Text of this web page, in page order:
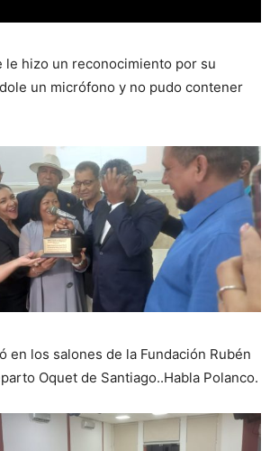
le hizo un reconocimiento por su
un micrófono y no pudo contener
en los salones de la Fundación Rubén
Oquet de Santiago..Habla Polanco.